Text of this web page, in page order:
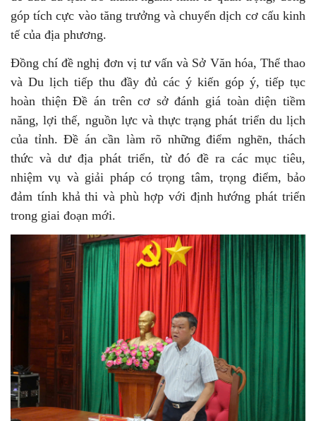
góp tích cực vào tăng trưởng và chuyển dịch cơ cấu kinh
tế của địa phương.
Đồng chí đề nghị đơn vị tư vấn và Sở Văn hóa, Thể thao
và Du lịch tiếp thu đầy đủ các ý kiến góp ý, tiếp tục
hoàn thiện Đề án trên cơ sở đánh giá toàn diện tiềm
năng, lợi thế, nguồn lực và thực trạng phát triển du lịch
của tỉnh. Đề án cần làm rõ những điểm nghẽn, thách
thức và dư địa phát triển, từ đó đề ra các mục tiêu,
nhiệm vụ và giải pháp có trọng tâm, trọng điểm, bảo
đảm tính khả thi và phù hợp với định hướng phát triển
trong giai đoạn mới.